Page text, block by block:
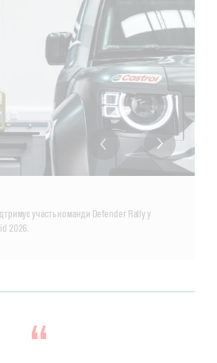
участь команди Defender Rally у
2026.